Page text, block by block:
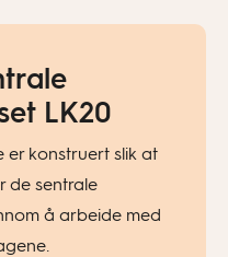
LK20
konstruert slik at
de sentrale
å arbeide med